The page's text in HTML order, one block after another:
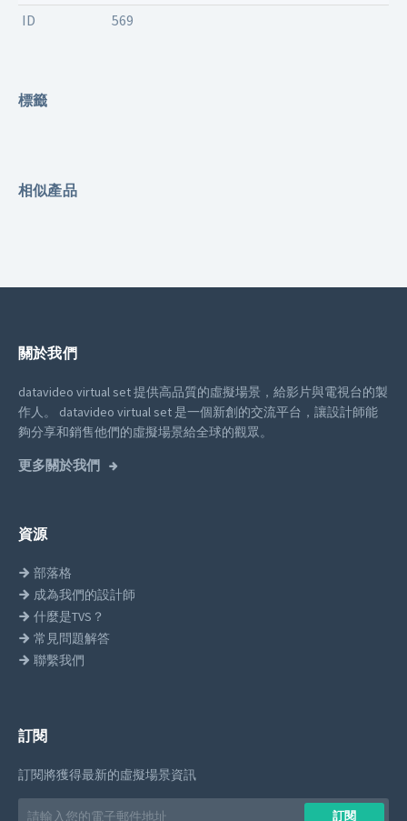
ID
569
標籤
相似產品
關於我們
datavideo virtual set 提供高品質的虛擬場景，給影片與電視台的製
作人。
datavideo virtual set 是一個新創的交流平台，讓設計師能
夠分享和銷售他們的虛擬場景給全球的觀眾。
更多關於我們
資源
部落格
成為我們的設計師
什麼是TVS？
常見問題解答
聯繫我們
訂閱
訂閱將獲得最新的虛擬場景資訊
Email
訂閱